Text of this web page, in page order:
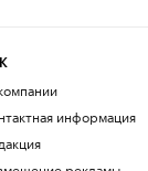
информация